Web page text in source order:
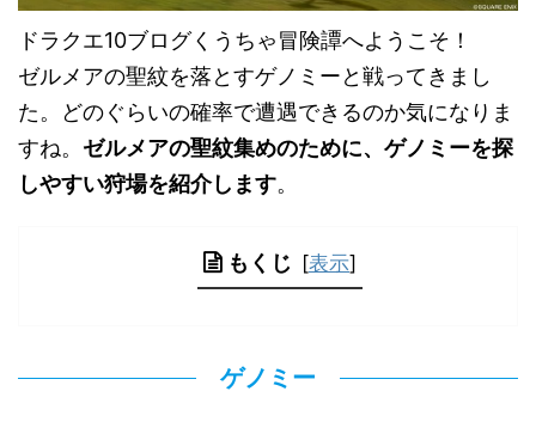
ドラクエ10ブログくうちゃ冒険譚へようこそ！
ゼルメアの聖紋を落とすゲノミーと戦ってきまし
た。どのぐらいの確率で遭遇できるのか気になりま
すね。 ゼルメアの聖紋集めのために、ゲノミーを探
しやすい狩場を紹介します。
もくじ [表示]
ゲノミー